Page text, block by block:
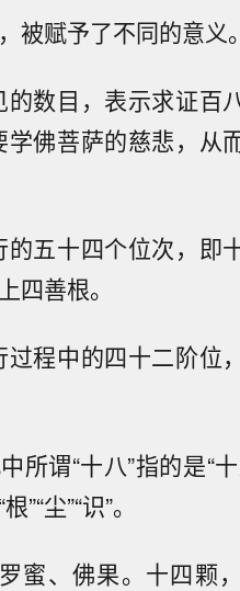
被赋予了不同的意义。
数目，表示求证百
佛菩萨的慈悲，从
五十四个位次，即
四善根。
程中的四十二阶位
所谓“十八”指的是“
尘”“识”。
蜜、佛果。十四颗